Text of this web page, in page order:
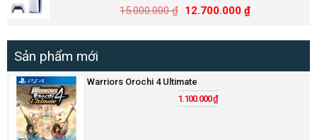
15.000.000₫ 12.700.000 ₫
Sản phẩm mới
Warriors Orochi 4 Ultimate
1.100.000₫